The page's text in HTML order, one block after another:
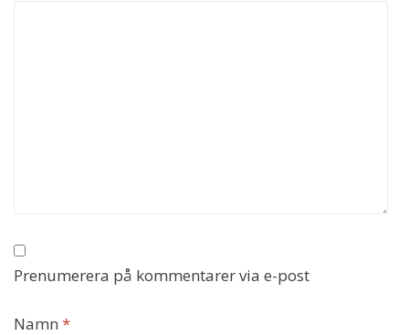
Prenumerera på kommentarer via e-post
Namn *